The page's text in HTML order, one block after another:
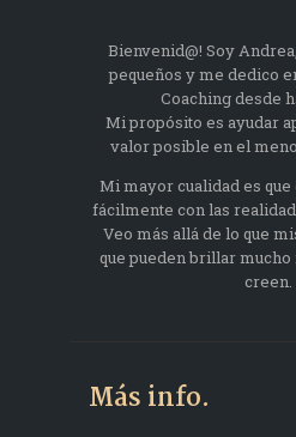
Bienvenid@! Soy
pequeños y me dedico
Coaching desde
Mi propósito es ayudar
valor posible en el
Mi mayor cualidad es
fácilmente con las
Veo más allá de lo que
que pueden brillar mucho
creen.
Más info.